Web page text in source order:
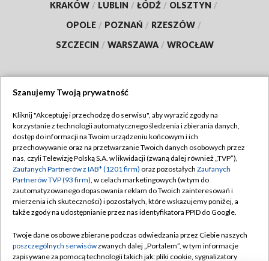
KRAKÓW / LUBLIN / ŁÓDŹ / OLSZTYN /
OPOLE / POZNAŃ / RZESZÓW /
SZCZECIN / WARSZAWA / WROCŁAW
TVP
Abonament TVP
Emisja w TVP
Centrum informacji TVP
Naziemna Telewizja Cyfrowa
Rada Programowa
Regulamin TVP
Polityka prywatności
Moje zgody
Pomoc
Kontakt
Szanujemy Twoją prywatność
Kliknij "Akceptuję i przechodzę do serwisu", aby wyrazić zgody na
korzystanie z technologii automatycznego śledzenia i zbierania danych,
dostęp do informacji na Twoim urządzeniu końcowym i ich
przechowywanie oraz na przetwarzanie Twoich danych osobowych przez
nas, czyli Telewizję Polską S.A. w likwidacji (zwaną dalej również „TVP”),
Zaufanych Partnerów z IAB* (1201 firm) oraz pozostałych Zaufanych
Partnerów TVP (93 firm), w celach marketingowych (w tym do
zautomatyzowanego dopasowania reklam do Twoich zainteresowań i
mierzenia ich skuteczności) i pozostałych, które wskazujemy poniżej, a
także zgody na udostępnianie przez nas identyfikatora PPID do Google.
Twoje dane osobowe zbierane podczas odwiedzania przez Ciebie naszych
poszczególnych serwisówzwanych dalej „Portalem”, w tym informacje
zapisywane za pomocą technologii takich jak: pliki cookie, sygnalizatory